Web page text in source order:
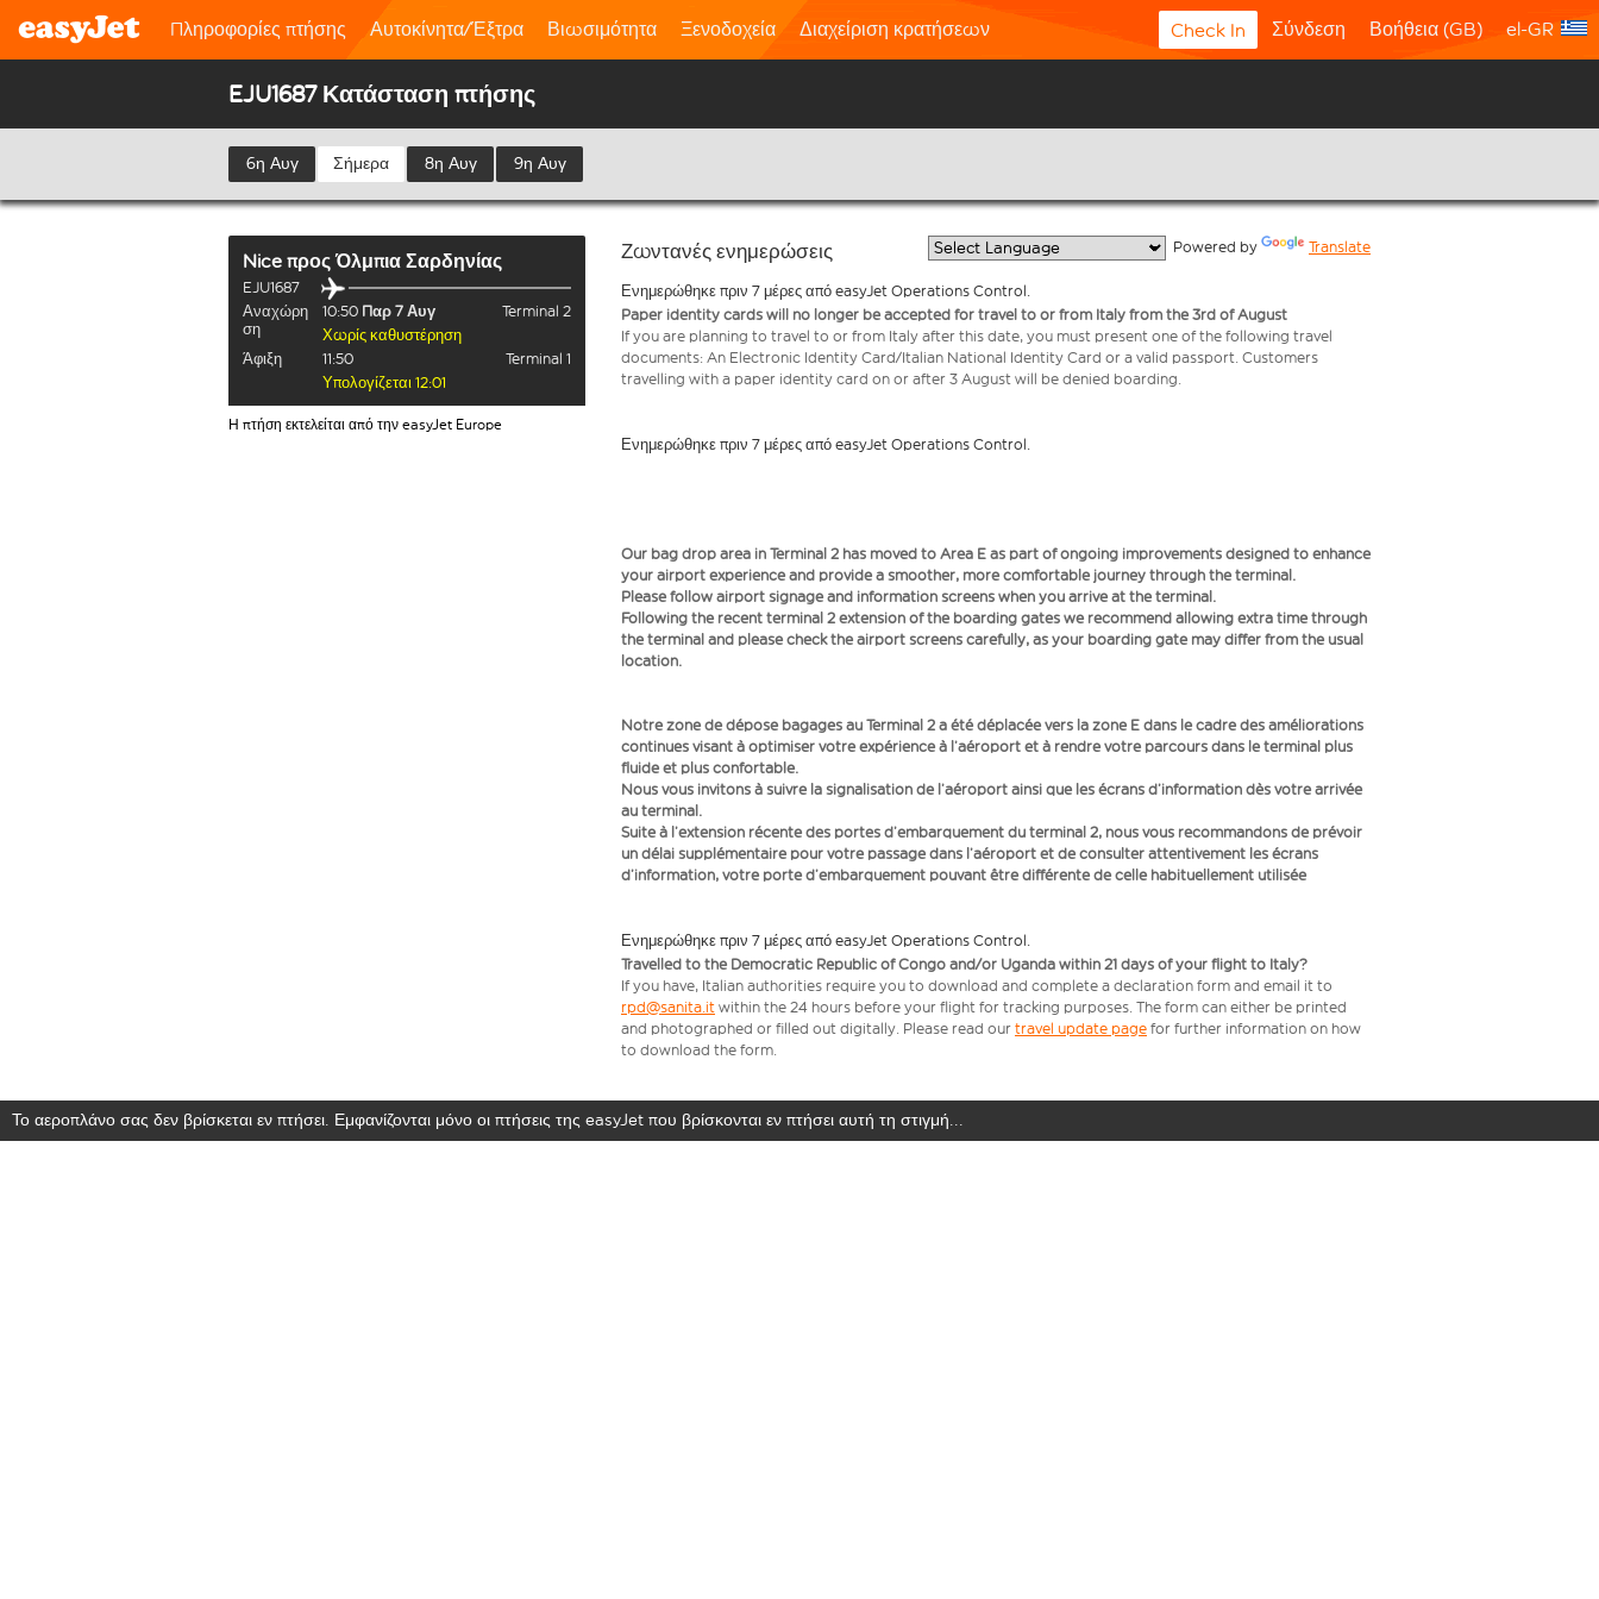
Πληροφορίες πτήσης Αυτοκίνητα/Έξτρα Βιωσιμότητα Ξενοδοχεία Διαχείριση κρατήσεων Check In Σύνδεση Βοήθεια (GB) el-GR
EJU1687 Κατάσταση πτήσης
6η Αυγ Σήμερα 8η Αυγ 9η Αυγ
Nice προςΌλμπια Σαρδηνίας
EJU1687
Αναχώρη
ση
10:50 Παρ 7 Αυγ
Terminal 2
Χωρίς καθυστέρηση
Άφιξη
11:50
Terminal 1
Υπολογίζεται 12:01
Η πτήση εκτελείται από την easyJet Europe
Ζωντανές ενημερώσεις Powered by Translate
Ενημερώθηκε πριν 7 μέρες από easyJet Operations Control.
Paper identity cards will no longer be accepted for travel to or from Italy from the 3rd of August
If you are planning to travel to or from Italy after this date, you must present one of the following travel
documents: An Electronic Identity Card/Italian National Identity Card or a valid passport. Customers
travelling with a paper identity card on or after 3 August will be denied boarding.
Ενημερώθηκε πριν 7 μέρες από easyJet Operations Control.
Our bag drop area in Terminal 2 has moved to Area E as part of ongoing improvements designed to enhance
your airport experience and provide a smoother, more comfortable journey through the terminal.
Please follow airport signage and information screens when you arrive at the terminal.
Following the recent terminal 2 extension of the boarding gates we recommend allowing extra time through
the terminal and please check the airport screens carefully, as your boarding gate may differ from the usual
location.
Notre zone de dépose bagages au Terminal 2 a été déplacée vers la zone E dans le cadre des améliorations
continues visant à optimiser votre expérience à l’aéroport et à rendre votre parcours dans le terminal plus
fluide et plus confortable.
Nous vous invitons à suivre la signalisation de l’aéroport ainsi que les écrans d’information dès votre arrivée
au terminal.
Suite à l’extension récente des portes d’embarquement du terminal 2, nous vous recommandons de prévoir
un délai supplémentaire pour votre passage dans l’aéroport et de consulter attentivement les écrans
d’information, votre porte d’embarquement pouvant être différente de celle habituellement utilisée
Ενημερώθηκε πριν 7 μέρες από easyJet Operations Control.
Travelled to the Democratic Republic of Congo and/or Uganda within 21 days of your flight to Italy?
If you have, Italian authorities require you to download and complete a declaration form and email it to
rpd@sanita.it within the 24 hours before your flight for tracking purposes. The form can either be printed
and photographed or filled out digitally. Please read our travel update page for further information on how
to download the form.
Το αεροπλάνο σας δεν βρίσκεται εν πτήσει. Εμφανίζονται μόνο οι πτήσεις της easyJet που βρίσκονται εν πτήσει αυτή τη στιγμή...